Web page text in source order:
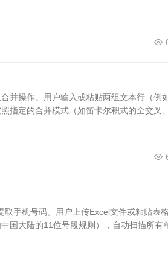
并操作。用户输入或粘贴两组文本行（例
指定的合并模式（如笛卡尔积式的全交叉
手机号码。用户上传Excel文件或粘贴表
国大陆的11位号段规则），自动扫描所有